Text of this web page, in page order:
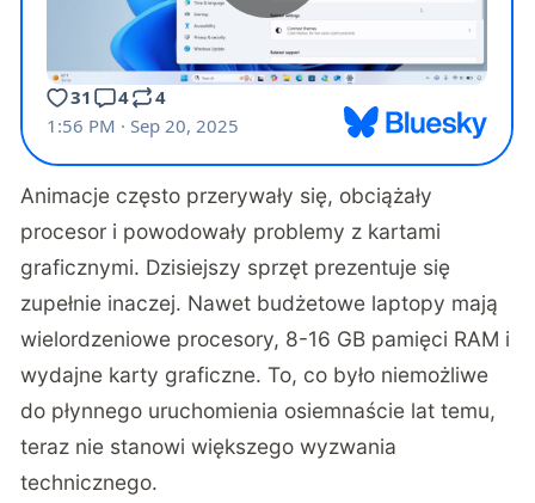
Animacje często przerywały się, obciążały
procesor i powodowały problemy z kartami
graficznymi. Dzisiejszy sprzęt prezentuje się
zupełnie inaczej. Nawet budżetowe laptopy mają
wielordzeniowe procesory, 8-16 GB pamięci RAM i
wydajne karty graficzne. To, co było niemożliwe
do płynnego uruchomienia osiemnaście lat temu,
teraz nie stanowi większego wyzwania
technicznego.